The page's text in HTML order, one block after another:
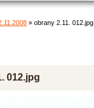
» obrany 2.11. 012.jpg
012.jpg